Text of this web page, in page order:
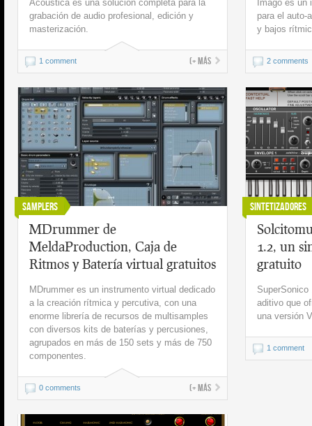
Acoustica es una solución completa para la
grabación de audio profesional, edición y
masterización.
1 comment (+ más
Imago es
para el auto-
y bajos
2 comments
Samplers
MDrummer de
MeldaProduction, Caja de
Ritmos y Batería virtual gratuitos
MDrummer es un instrumento virtual dedicado
a la creación rítmica y percutiva, con una
enorme librería de recursos de multisamples
con diversos kits de baterías y percusiones,
agrupados en más de 150 sets y más de 750
componentes.
0 comments (+ más
Sintetizadores
1.2, un
gratuito
aditivo que
una versión
1 comment